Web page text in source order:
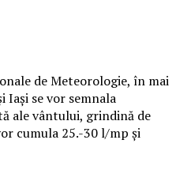
de Meteorologie, în mai
se vor semnala
ale vântului, grindină de
cumula 25.-30 l/mp şi